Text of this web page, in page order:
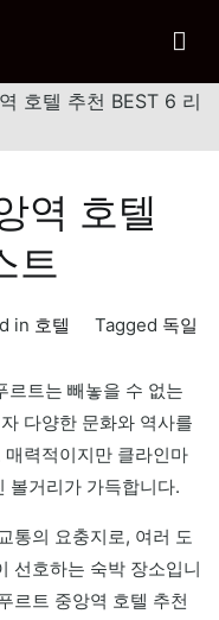
호텔 추천 BEST 6 리
역 호텔
트
in 호텔 Tagged 독일
르트는 빼놓을 수 없는
다양한 문화와 역사를
력적이지만 클라인마
볼거리가 가득합니다.
통의 요충지로, 여러 도
선호하는 숙박 장소입니
르트 중앙역 호텔 추천